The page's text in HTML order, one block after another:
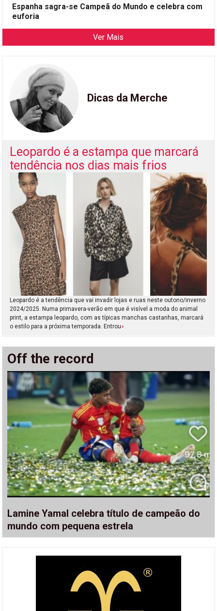
Espanha sagra-se Campeã do Mundo e celebra com
euforia
Ver Mais
Dicas da Merche
Leopardo é a estampa que marcará
tendência nos dias mais frios
Leopardo é a tendência que vai invadir lojas e ruas neste outono/inverno
2024/2025. Numa primavera-verão em que é visível a moda do animal
print, a estampa leopardo, com as típicas manchas castanhas, marcará
o estilo para a próxima temporada. Entrou»
Off the record
Lamine Yamal celebra título de campeão do
mundo com pequena estrela